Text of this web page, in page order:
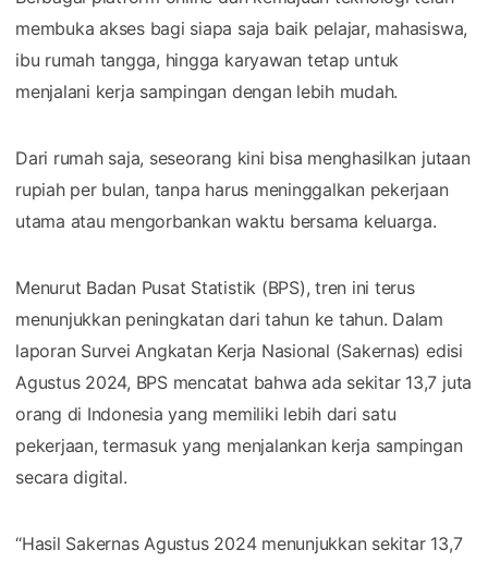
membuka akses bagi siapa saja baik pelajar, mahasiswa,
ibu rumah tangga, hingga karyawan tetap untuk
menjalani kerja sampingan dengan lebih mudah.
Dari rumah saja, seseorang kini bisa menghasilkan jutaan
rupiah per bulan, tanpa harus meninggalkan pekerjaan
utama atau mengorbankan waktu bersama keluarga.
Menurut Badan Pusat Statistik (BPS), tren ini terus
menunjukkan peningkatan dari tahun ke tahun. Dalam
laporan Survei Angkatan Kerja Nasional (Sakernas) edisi
Agustus 2024, BPS mencatat bahwa ada sekitar 13,7 juta
orang di Indonesia yang memiliki lebih dari satu
pekerjaan, termasuk yang menjalankan kerja sampingan
secara digital.
“Hasil Sakernas Agustus 2024 menunjukkan sekitar 13,7